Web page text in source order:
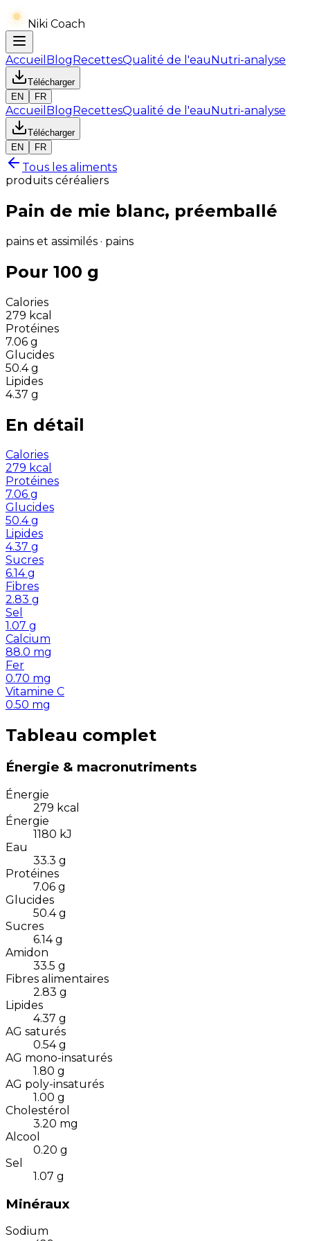
Niki Coach
Accueil BlogRecettesQualité de l'eauNutri-analyse
Télécharger
EN
FR
Accueil BlogRecettesQualité de l'eauNutri-analyse
Télécharger
EN
FR
Tous les aliments
produits céréaliers
Pain de mie blanc, préemballé
pains et assimilés · pains
Pour 100 g
Calories
279 kcal
Protéines
7.06 g
Glucides
50.4 g
Lipides
4.37 g
En détail
Calories
279 kcal
Protéines
7.06 g
Glucides
50.4 g
Lipides
4.37 g
Sucres
6.14 g
Fibres
2.83 g
Sel
1.07 g
Calcium
88.0 mg
Fer
0.70 mg
Vitamine C
0.50 mg
Tableau complet
Énergie & macronutriments
Énergie
279 kcal
Énergie
1180 kJ
Eau
33.3 g
Protéines
7.06 g
Glucides
50.4 g
Sucres
6.14 g
Amidon
33.5 g
Fibres alimentaires
2.83 g
Lipides
4.37 g
AG saturés
0.54 g
AG mono-insaturés
1.80 g
AG poly-insaturés
1.00 g
Cholestérol
3.20 mg
Alcool
0.20 g
Sel
1.07 g
Minéraux
Sodium